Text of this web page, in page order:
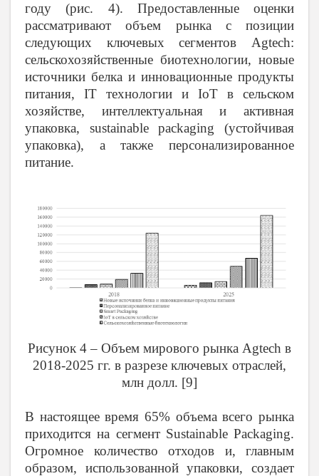
году (рис. 4). Предоставленные оценки
рассматривают объем рынка с позиции
следующих ключевых сегментов Agtech:
сельскохозяйственные биотехнологии, новые
источники белка и инновационные продукты
питания, IT технологии и IoT в сельском
хозяйстве, интеллектуальная и активная
упаковка, sustainable packaging (устойчивая
упаковка), а также персонализированное
питание.
Рисунок 4 – Объем мирового рынка Agtech в
2018-2025 гг. в разрезе ключевых отраслей,
млн долл. [9]
В настоящее время 65% объема всего рынка
приходится на сегмент Sustainable Packaging.
Огромное количество отходов и, главным
образом, использованной упаковки, создает